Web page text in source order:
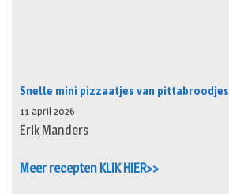
Snelle mini pizzaatjes van pittabroodjes
11 april 2026
Erik Manders
Meer recepten KLIK HIER>>